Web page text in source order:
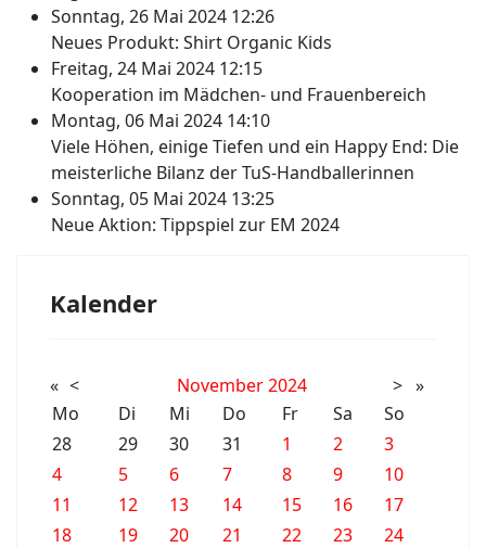
Sonntag, 26 Mai 2024 12:26
Neues Produkt: Shirt Organic Kids
Freitag, 24 Mai 2024 12:15
Kooperation im Mädchen- und Frauenbereich
Montag, 06 Mai 2024 14:10
Viele Höhen, einige Tiefen und ein Happy End: Die
meisterliche Bilanz der TuS-Handballerinnen
Sonntag, 05 Mai 2024 13:25
Neue Aktion: Tippspiel zur EM 2024
Kalender
« < November2024 > »
Mo
Di Mi Do Fr Sa
So
28
29 30 31 1 2
3
4
5 6 7 8 9
10
11
12 13 14 15 16
17
18
19 20 21 22 23
24